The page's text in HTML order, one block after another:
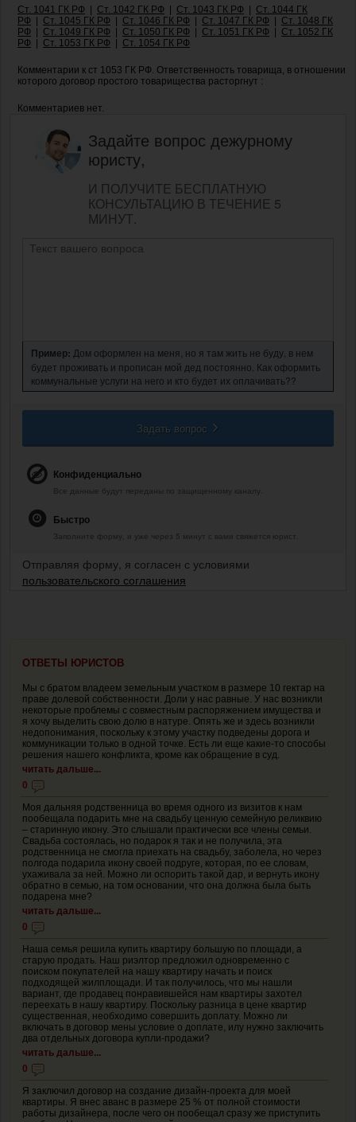
Ст. 1041 ГК РФ Ст. 1042 ГК РФ Ст. 1043 ГК РФ
Ст. 1044 ГК
РФ
Ст. 1045 ГК РФ Ст. 1046 ГК РФ Ст. 1047 ГК РФ
Ст. 1048 ГК
РФ
Ст. 1049 ГК РФ Ст. 1050 ГК РФ Ст. 1051 ГК РФ
Ст. 1052 ГК
РФ
Ст. 1053 ГК РФ Ст. 1054 ГК РФ
Комментарии к ст 1053 ГК РФ. Ответственность товарища, в отношении
которого договор простого товарищества расторгнут :
Комментариев нет.
Задайте вопрос дежурному
юристу,
И ПОЛУЧИТЕ БЕСПЛАТНУЮ
КОНСУЛЬТАЦИЮ В ТЕЧЕНИЕ 5
МИНУТ.
Пример: Дом оформлен на меня, но я там жить не буду, в нем
будет проживать и прописан мой дед постоянно. Как оформить
коммунальные услуги на него и кто будет их оплачивать??
Задать вопрос
Конфиденциально
Все данные будут переданы по защищенному каналу.
Быстро
Заполните форму, и уже через 5 минут с вами свяжется юрист.
Отправляя форму, я согласен с условиями
пользовательского соглашения
ОТВЕТЫ ЮРИСТОВ
Мы с братом владеем земельным участком в размере 10 гектар на
праве долевой собственности. Доли у нас равные. У нас возникли
некоторые проблемы с совместным распоряжением имущества и
я хочу выделить свою долю в натуре. Опять же и здесь возникли
недопонимания, поскольку к этому участку подведены дорога и
коммуникации только в одной точке. Есть ли еще какие-то способы
решения нашего конфликта, кроме как обращение в суд.
читать дальше...
0
Моя дальняя родственница во время одного из визитов к нам
пообещала подарить мне на свадьбу ценную семейную реликвию
– старинную икону. Это слышали практически все члены семьи.
Свадьба состоялась, но подарок я так и не получила, эта
родственница не смогла приехать на свадьбу, заболела, но через
полгода подарила икону своей подруге, которая, по ее словам,
ухаживала за ней. Можно ли оспорить такой дар, и вернуть икону
обратно в семью, на том основании, что она должна была быть
подарена мне?
читать дальше...
0
Наша семья решила купить квартиру большую по площади, а
старую продать. Наш риэлтор предложил одновременно с
поиском покупателей на нашу квартиру начать и поиск
подходящей жилплощади. И так получилось, что мы нашли
вариант, где продавец понравившейся нам квартиры захотел
переехать в нашу квартиру. Поскольку разница в цене квартир
существенная, необходимо совершить доплату. Можно ли
включать в договор мены условие о доплате, илу нужно заключить
два отдельных договора купли-продажи?
читать дальше...
0
Я заключил договор на создание дизайн-проекта для моей
квартиры. Я внес аванс в размере 25 % от полной стоимости
работы дизайнера, после чего он пообещал сразу же приступить